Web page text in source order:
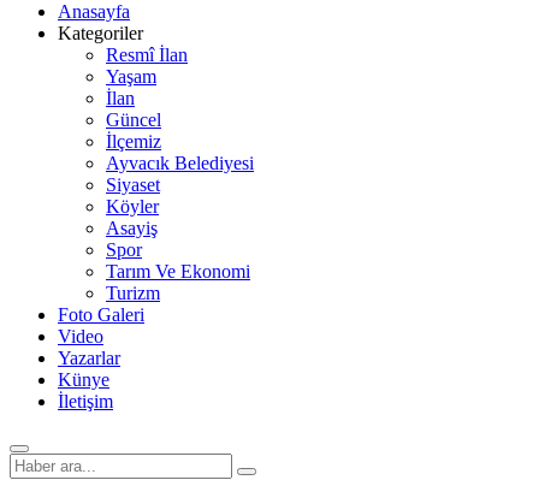
Anasayfa
Kategoriler
Resmî İlan
Yaşam
İlan
Güncel
İlçemiz
Ayvacık Belediyesi
Siyaset
Köyler
Asayiş
Spor
Tarım Ve Ekonomi
Turizm
Foto Galeri
Video
Yazarlar
Künye
İletişim